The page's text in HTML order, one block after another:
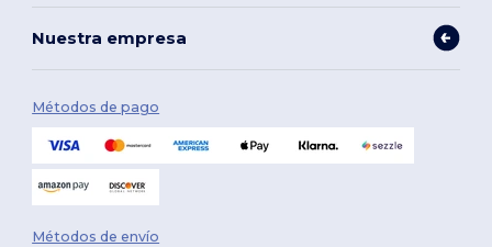
Nuestra empresa
Métodos de pago
Métodos de envío